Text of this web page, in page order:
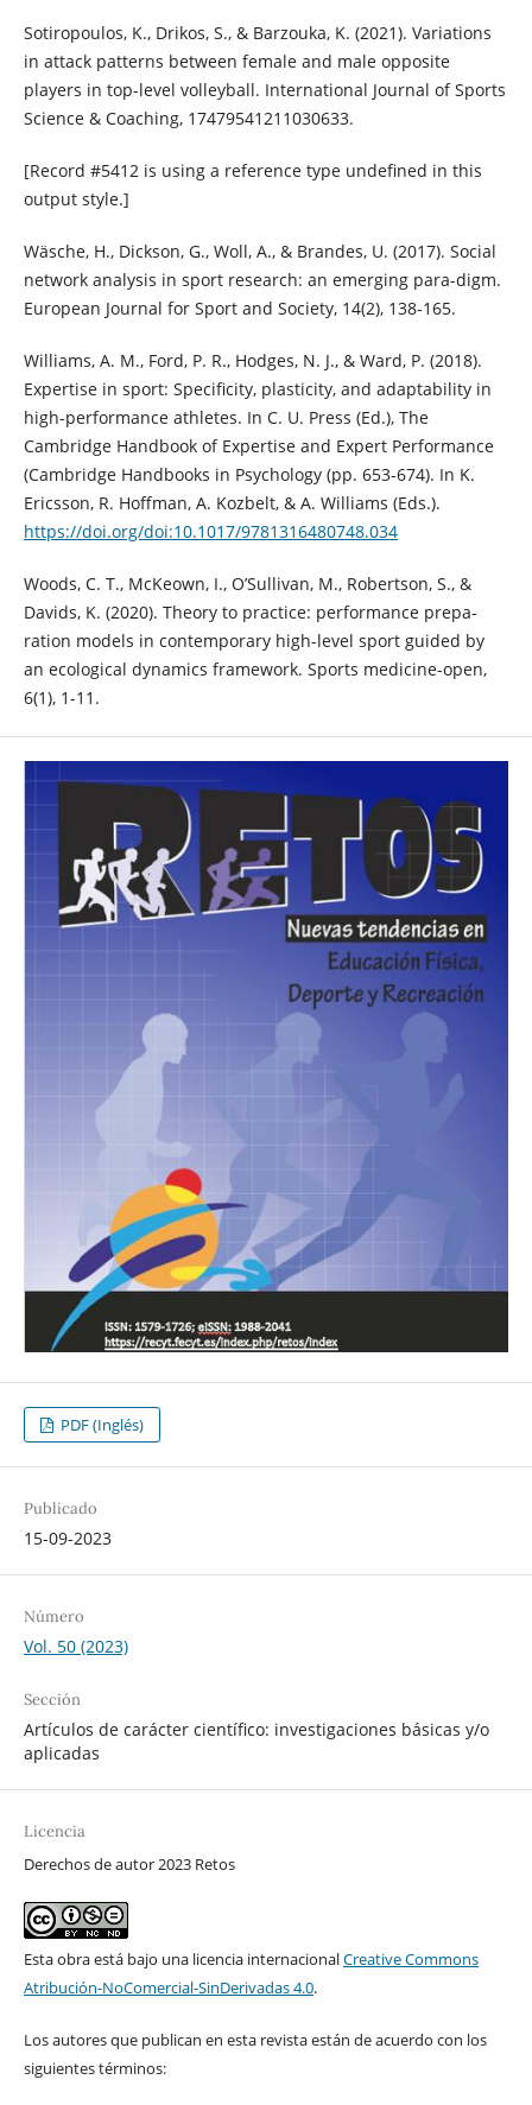
Sotiropoulos, K., Drikos, S., & Barzouka, K. (2021). Variations
in attack patterns between female and male opposite
players in top-level volleyball. International Journal of Sports
Science & Coaching, 17479541211030633.
[Record #5412 is using a reference type undefined in this
output style.]
Wäsche, H., Dickson, G., Woll, A., & Brandes, U. (2017). Social
network analysis in sport research: an emerging para-digm.
European Journal for Sport and Society, 14(2), 138-165.
Williams, A. M., Ford, P. R., Hodges, N. J., & Ward, P. (2018).
Expertise in sport: Specificity, plasticity, and adaptability in
high-performance athletes. In C. U. Press (Ed.), The
Cambridge Handbook of Expertise and Expert Performance
(Cambridge Handbooks in Psychology (pp. 653-674). In K.
Ericsson, R. Hoffman, A. Kozbelt, & A. Williams (Eds.).
https://doi.org/doi:10.1017/9781316480748.034
Woods, C. T., McKeown, I., O’Sullivan, M., Robertson, S., &
Davids, K. (2020). Theory to practice: performance prepa-
ration models in contemporary high-level sport guided by
an ecological dynamics framework. Sports medicine-open,
6(1), 1-11.
PDF (Inglés)
Publicado
15-09-2023
Número
Vol. 50 (2023)
Sección
Artículos de carácter científico: investigaciones básicas y/o
aplicadas
Licencia
Derechos de autor 2023 Retos
Esta obra está bajo una licencia internacionalCreative Commons
Atribución-NoComercial-SinDerivadas 4.0.
Los autores que publican en esta revista están de acuerdo con los
siguientes términos: